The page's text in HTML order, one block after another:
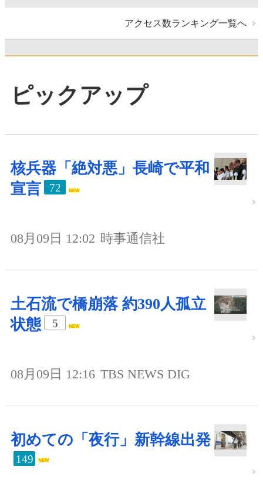
アクセス数ランキング一覧へ
ピックアップ
核兵器「絶対悪」長崎で平和
宣言
72
08月09日 12:02 時事通信社
土石流で橋崩落 約390人孤立
状態
5
08月09日 12:16 TBS NEWS DIG
初めての「夜行」新幹線出発
149